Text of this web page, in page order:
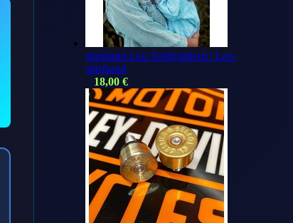
stirnband Leo Teddyplüsch | Leo-
stirnband
18,00 €